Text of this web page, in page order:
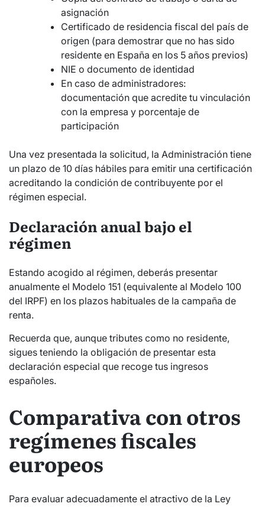
asignación
Certificado de residencia fiscal del país de
origen (para demostrar que no has sido
residente en España en los 5 años previos)
NIE o documento de identidad
En caso de administradores:
documentación que acredite tu vinculación
con la empresa y porcentaje de
participación
Una vez presentada la solicitud, la Administración tiene
un plazo de 10 días hábiles para emitir una certificación
acreditando la condición de contribuyente por el
régimen especial.
Declaración anual bajo el
régimen
Estando acogido al régimen, deberás presentar
anualmente el Modelo 151 (equivalente al Modelo 100
del IRPF) en los plazos habituales de la campaña de
renta.
Recuerda que, aunque tributes como no residente,
sigues teniendo la obligación de presentar esta
declaración especial que recoge tus ingresos
españoles.
Comparativa con otros
regímenes fiscales
europeos
Para evaluar adecuadamente el atractivo de la Ley